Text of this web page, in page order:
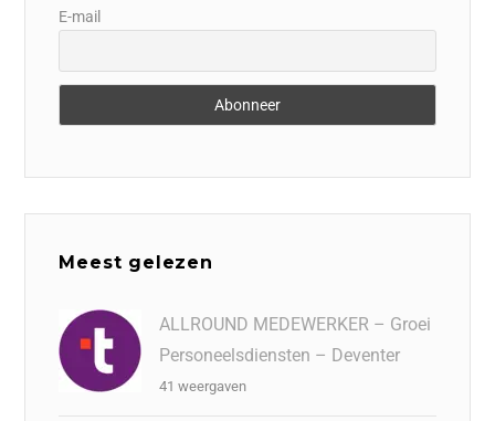
E-mail
Meest gelezen
ALLROUND MEDEWERKER – Groei
Personeelsdiensten – Deventer
41 weergaven